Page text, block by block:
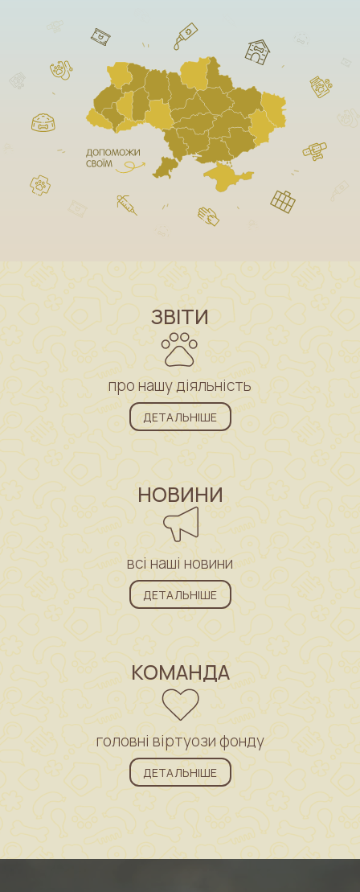
ЗВІТИ
про нашу діяльність
ДЕТАЛЬНІШЕ
НОВИНИ
всі наші новини
ДЕТАЛЬНІШЕ
КОМАНДА
головні віртуози фонду
ДЕТАЛЬНІШЕ